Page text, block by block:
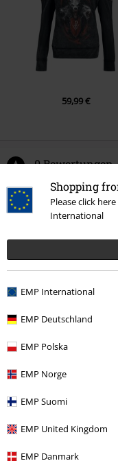
Shopping
Please click
International
EMP International
EMP Deutschland
EMP Polska
EMP Norge
EMP Suomi
EMP United Kingdom
EMP Danmark
59,99 €
0 Bewertungen
Sag uns deine
Zuletzt angesehene